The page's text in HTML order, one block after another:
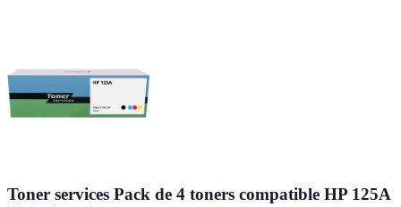
Toner services Pack de 4 toners compatible HP 125A